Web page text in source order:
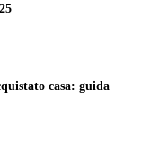
casa: guida